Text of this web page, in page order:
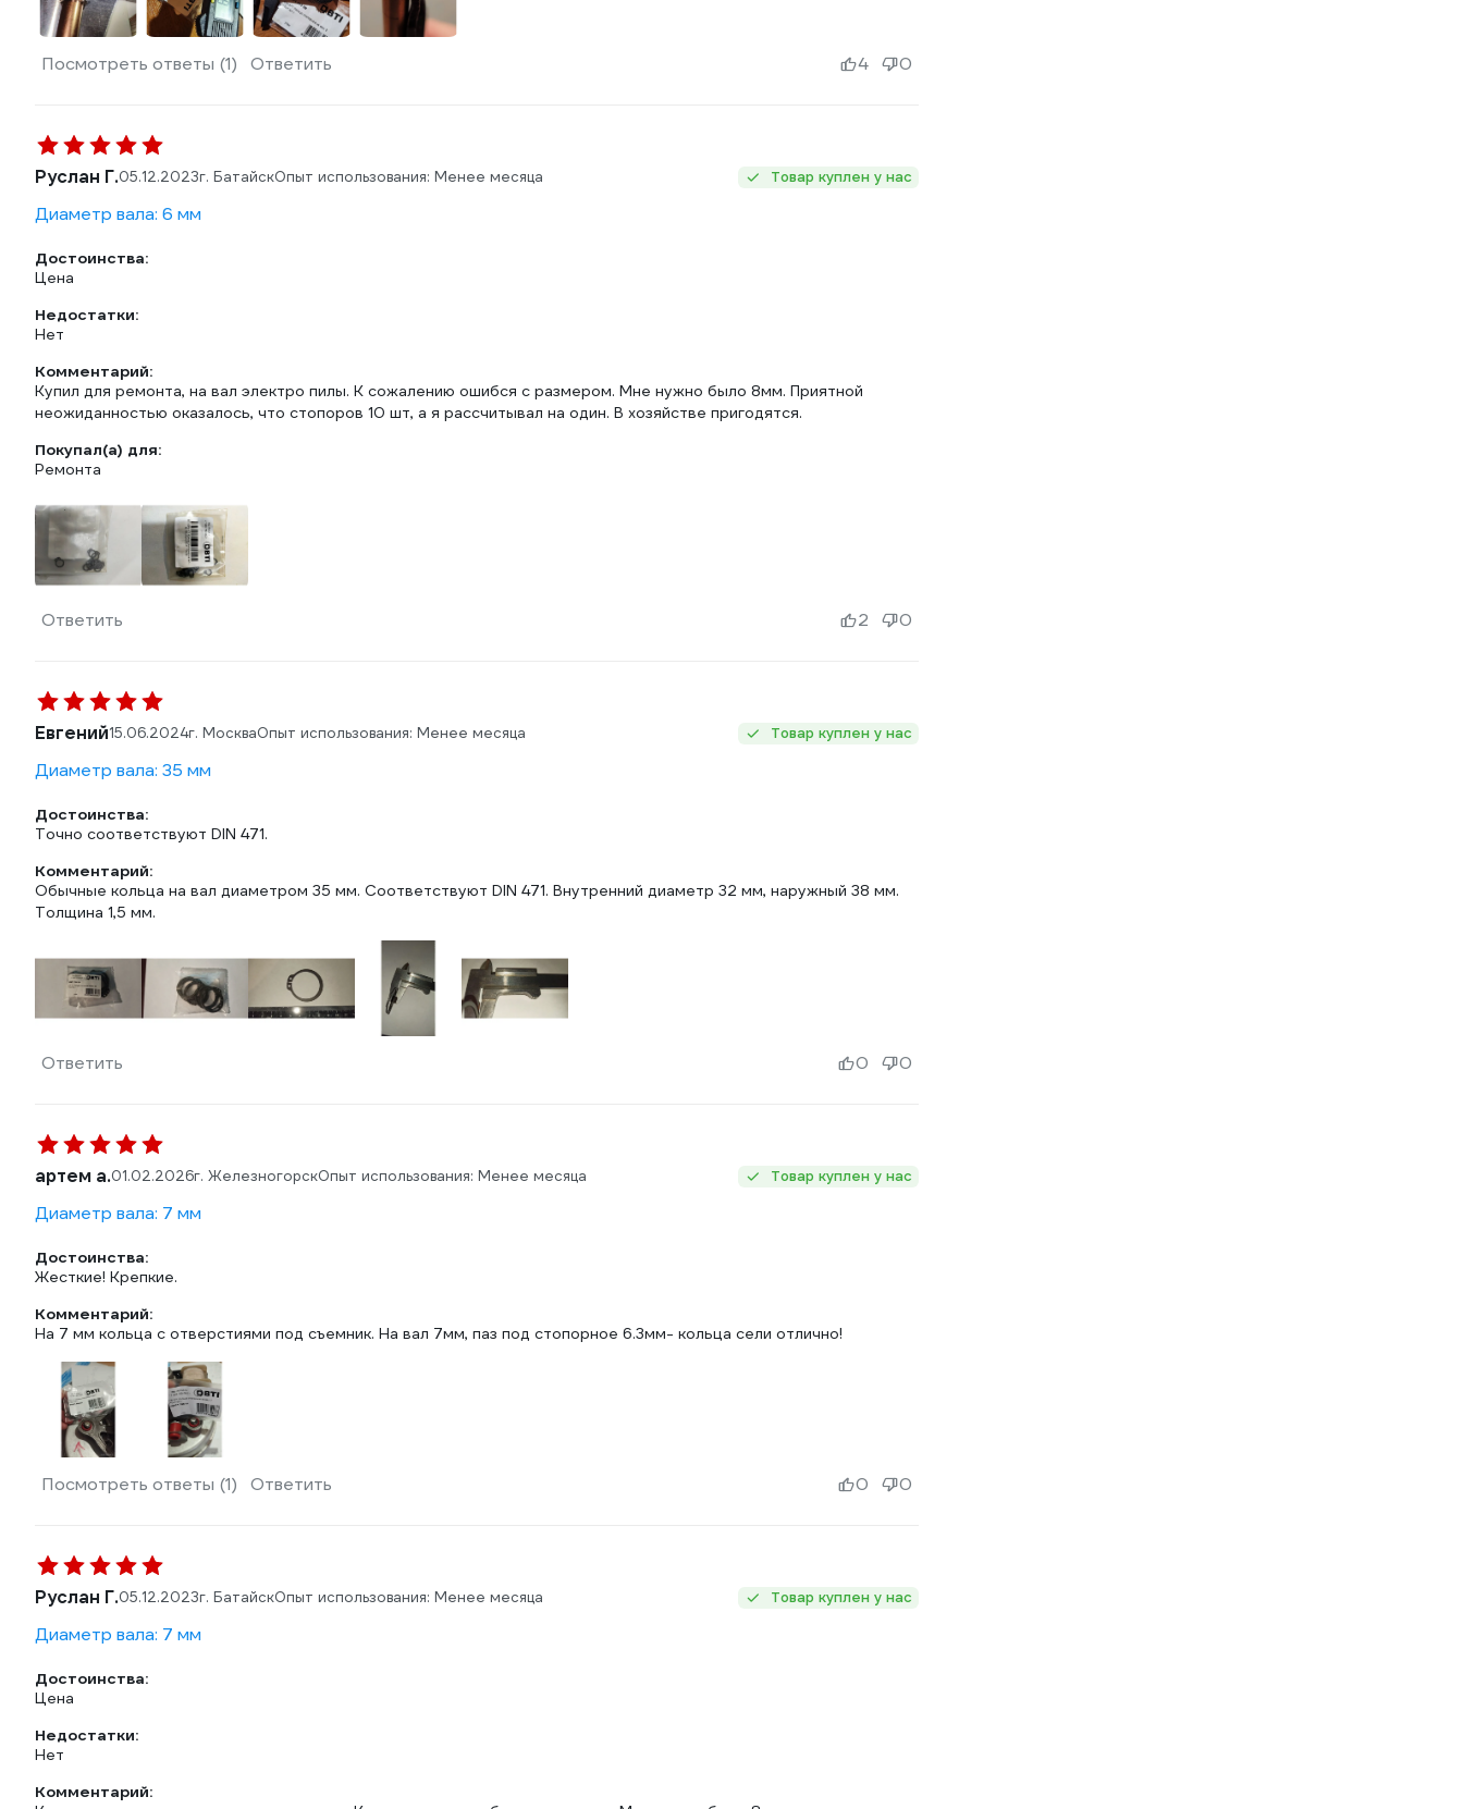
Посмотреть ответы (1) Ответить 4 0
Руслан Г.05.12.2023г. БатайскОпыт использования: Менее месяца Товар куплен у нас
Диаметр вала: 6 мм
Достоинства:
Цена
Недостатки:
Нет
Комментарий:
Купил для ремонта, на вал электро пилы. К сожалению ошибся с размером. Мне нужно было 8мм. Приятной
неожиданностью оказалось, что стопоров 10 шт, а я рассчитывал на один. В хозяйстве пригодятся.
Покупал(а) для:
Ремонта
Ответить 2 0
Евгений15.06.2024г. МоскваОпыт использования: Менее месяца Товар куплен у нас
Диаметр вала: 35 мм
Достоинства:
Точно соответствуют DIN 471.
Комментарий:
Обычные кольца на вал диаметром 35 мм. Соответствуют DIN 471. Внутренний диаметр 32 мм, наружный 38 мм.
Толщина 1,5 мм.
Ответить 0 0
артем а.01.02.2026г. ЖелезногорскОпыт использования: Менее месяца Товар куплен у нас
Диаметр вала: 7 мм
Достоинства:
Жесткие! Крепкие.
Комментарий:
На 7 мм кольца с отверстиями под съемник. На вал 7мм, паз под стопорное 6.3мм- кольца сели отлично!
Посмотреть ответы (1) Ответить 0 0
Руслан Г.05.12.2023г. БатайскОпыт использования: Менее месяца Товар куплен у нас
Диаметр вала: 7 мм
Достоинства:
Цена
Недостатки:
Нет
Комментарий: